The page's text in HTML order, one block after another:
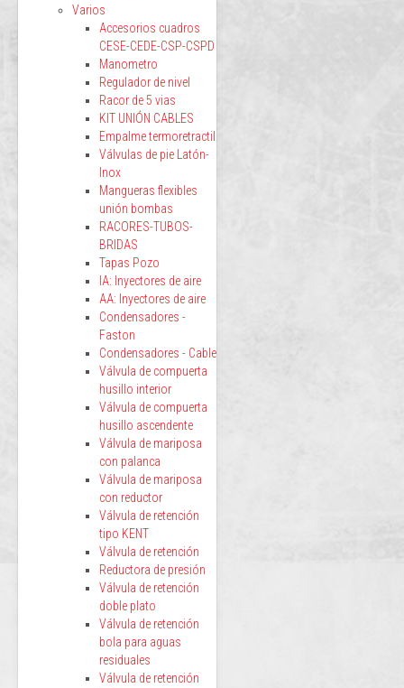
Varios
Accesorios cuadros
CESE-CEDE-CSP-CSPD
Manometro
Regulador de nivel
Racor de 5 vias
KIT UNIÓN CABLES
Empalme termoretractil
Válvulas de pie Latón-
Inox
Mangueras flexibles
unión bombas
RACORES-TUBOS-
BRIDAS
Tapas Pozo
IA: Inyectores de aire
AA: Inyectores de aire
Condensadores -
Faston
Condensadores - Cable
Válvula de compuerta
husillo interior
Válvula de compuerta
husillo ascendente
Válvula de mariposa
con palanca
Válvula de mariposa
con reductor
Válvula de retención
tipo KENT
Válvula de retención
Reductora de presión
Válvula de retención
doble plato
Válvula de retención
bola para aguas
residuales
Válvula de retención